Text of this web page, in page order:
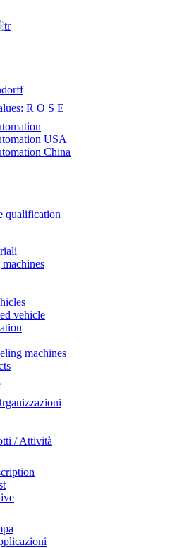
R O S E
USA
China
qualification
vehicle
machines
/ Attività